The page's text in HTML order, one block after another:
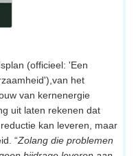
(officieel: 'Een
het
van kernenergie
uit laten rekenen dat
kan leveren, maar
“Zolang die problemen